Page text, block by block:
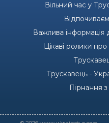
Вільний час у
Важлива інформація
Цікаві ролики
Трускавець -
Пірнання